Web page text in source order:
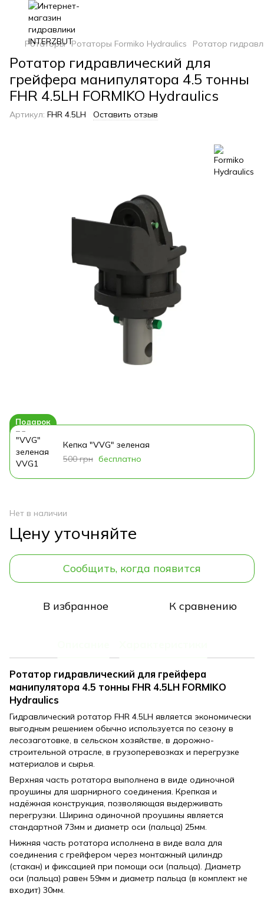
Ротаторы Ротаторы Formiko Hydraulics Ротатор
Ротатор гидравлический для
грейфера манипулятора 4.5 тонны
FHR 4.5LH FORMIKO Hydraulics
Артикул: FHR 4.5LH Оставить отзыв
Подарок
Кепка "VVG" зеленая
500 грн бесплатно
Нет в наличии
Цену уточняйте
Сообщить, когда появится
В избранное К сравнению
Ротатор гидравлический для грейфера
манипулятора 4.5 тонны FHR 4.5LH FORMIKO
Hydraulics
Гидравлический ротатор FHR 4.5LH является экономически
выгодным решением обычно используется по сезону в
лесозаготовке, в сельском хозяйстве, в дорожно-
строительной отрасле, в грузоперевозках и перегрузке
материалов и сырья.
Верхняя часть ротатора выполнена в виде одиночной
проушины для шарнирного соединения. Крепкая и
надёжная конструкция, позволяющая выдерживать
перегрузки. Ширина одиночной проушины является
стандартной 73мм и диаметр оси (пальца) 25мм.
Нижняя часть ротатора исполнена в виде вала для
соединения с грейфером через монтажный цилиндр
(стакан) и фиксацией при помощи оси (пальца). Диаметр
оси (пальца) равен 59мм и диаметр пальца (в комплект не
входит) 30мм.